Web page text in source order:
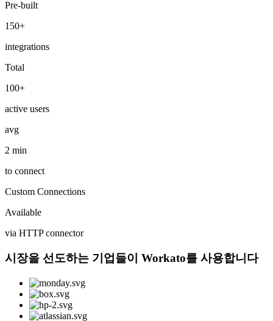
Pre-built
150+
integrations
Total
100+
active users
avg
2 min
to connect
Custom Connections
Available
via HTTP connector
시장을 선도하는 기업들이 Workato를 사용합니다